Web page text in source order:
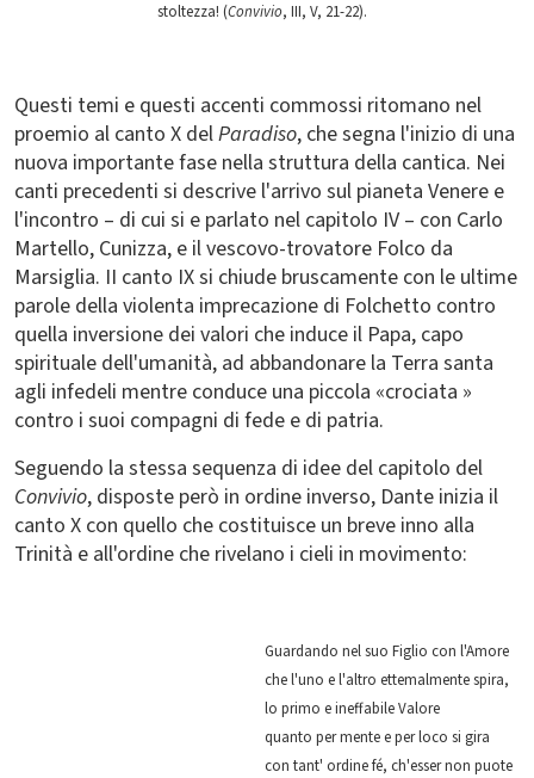
stoltezza! (Convivio, III, V, 21-22).
Questi temi e questi accenti commossi ritomano nel
proemio al canto X delParadiso, che segna l'inizio di una
nuova importante fase nella struttura della cantica. Nei
canti precedenti si descrive l'arrivo sul pianeta Venere e
l'incontro – di cui si e parlato nel capitolo IV – con Carlo
Martello, Cunizza, e il vescovo-trovatore Folco da
Marsiglia. II canto IX si chiude bruscamente con le ultime
parole della violenta imprecazione di Folchetto contro
quella inversione dei valori che induce il Papa, capo
spirituale dell'umanità, ad abbandonare la Terra santa
agli infedeli mentre conduce una piccola «crociata »
contro i suoi compagni di fede e di patria.
Seguendo la stessa sequenza di idee del capitolo del
Convivio, disposte però in ordine inverso, Dante inizia il
canto X con quello che costituisce un breve inno alla
Trinità e all'ordine che rivelano i cieli in movimento:
Guardando nel suo Figlio con l'Amore
che l'uno e l'altro ettemalmente spira,
lo primo e ineffabile Valore
quanto per mente e per loco si gira
con tant' ordine fé, ch'esser non puote